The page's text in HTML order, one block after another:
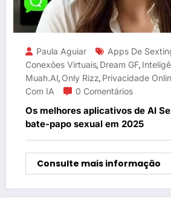
Paula Aguiar Apps De
Conexões Virtuais, Dream GF,
Muah.AI, Only Rizz, Privacidade
Com IA
0 Comentários
Os melhores aplicativos de AI
bate-papo sexual em 2025
Consulte mais informação